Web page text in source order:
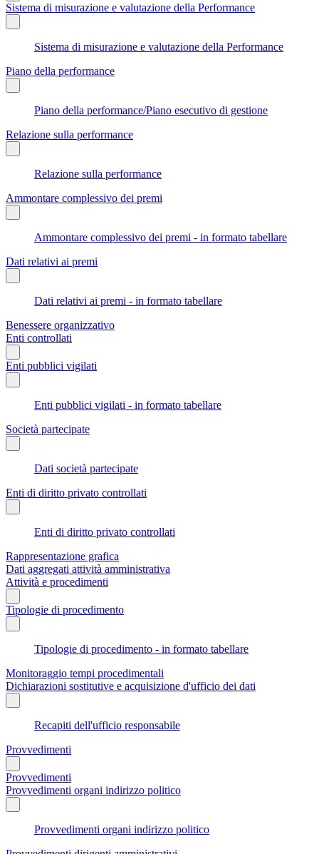
Sistema di misurazione e valutazione della Performance
Sistema di misurazione e valutazione della Performance
Piano della performance
Piano della performance/Piano esecutivo di gestione
Relazione sulla performance
Relazione sulla performance
Ammontare complessivo dei premi
Ammontare complessivo dei premi - in formato tabellare
Dati relativi ai premi
Dati relativi ai premi - in formato tabellare
Benessere organizzativo
Enti controllati
Enti pubblici vigilati
Enti pubblici vigilati - in formato tabellare
Società partecipate
Dati società partecipate
Enti di diritto privato controllati
Enti di diritto privato controllati
Rappresentazione grafica
Dati aggregati attività amministrativa
Attività e procedimenti
Tipologie di procedimento
Tipologie di procedimento - in formato tabellare
Monitoraggio tempi procedimentali
Dichiarazioni sostitutive e acquisizione d'ufficio dei dati
Recapiti dell'ufficio responsabile
Provvedimenti
Provvedimenti
Provvedimenti organi indirizzo politico
Provvedimenti organi indirizzo politico